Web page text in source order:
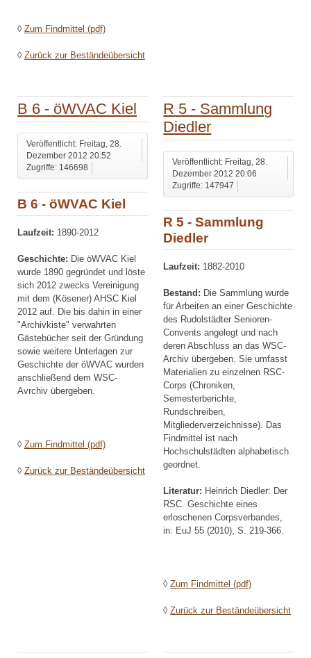
◊ Zum Findmittel (pdf)
◊ Zurück zur Beständeübersicht
B 6 - öWVAC Kiel
Veröffentlicht: Freitag, 28.
Dezember 2012 20:52
Zugriffe: 146698
B 6 - öWVAC Kiel
Laufzeit: 1890-2012
Geschichte: Die öWVAC Kiel
wurde 1890 gegründet und löste
sich 2012 zwecks Vereinigung
mit dem (Kösener) AHSC Kiel
2012 auf. Die bis dahin in einer
"Archivkiste" verwahrten
Gästebücher seit der Gründung
sowie weitere Unterlagen zur
Geschichte der öWVAC wurden
anschließend dem WSC-
Avrchiv übergeben.
◊ Zum Findmittel (pdf)
◊ Zurück zur Beständeübersicht
R 5 - Sammlung
Diedler
Veröffentlicht: Freitag, 28.
Dezember 2012 20:06
Zugriffe: 147947
R 5 - Sammlung
Diedler
Laufzeit: 1882-2010
Bestand: Die Sammlung wurde
für Arbeiten an einer Geschichte
des Rudolstädter Senioren-
Convents angelegt und nach
deren Abschluss an das WSC-
Archiv übergeben. Sie umfasst
Materialien zu einzelnen RSC-
Corps (Chroniken,
Semesterberichte,
Rundschreiben,
Mitgliederverzeichnisse). Das
Findmittel ist nach
Hochschulstädten alphabetisch
geordnet.
Literatur: Heinrich Diedler: Der
RSC. Geschichte eines
erloschenen Corpsverbandes,
in: EuJ 55 (2010), S. 219-366.
◊Zum Findmittel (pdf)
◊Zurück zur Beständeübersicht